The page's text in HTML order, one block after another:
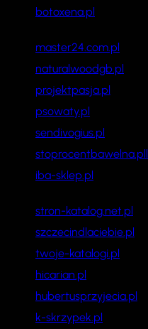
botoxena.pl
master24.com.pl
naturalwoodgb.pl
projektpasja.pl
psowaty.pl
sendivogius.pl
stoprocentbawelna.pll
iba-sklep.pl
stron-katalog.net.pl
szczecindlaciebie.pl
twoje-katalogi.pl
hicarian.pl
hubertusprzyjecia.pl
k-skrzypek.pl